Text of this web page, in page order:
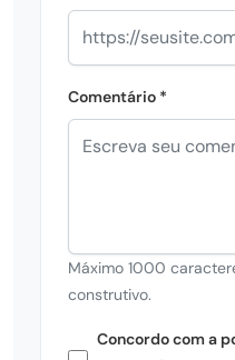
Comentário *
Máximo 1000
construtivo.
Concordo com a